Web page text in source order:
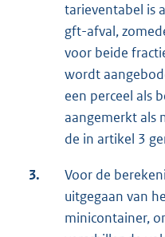
tarieventabel is
gft-afval,
voor beide
wordt
een perceel als
aangemerkt als
de in artikel 3
3.
Voor de
uitgegaan van
minicontainer,